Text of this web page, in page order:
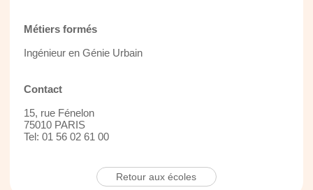
Métiers formés
Ingénieur en Génie Urbain
Contact
15, rue Fénelon
75010 PARIS
Tel: 01 56 02 61 00
Retour aux écoles